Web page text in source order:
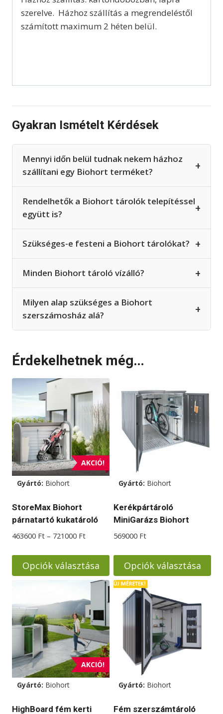
szerelve. Házhoz szállítás a megrendeléstől
számított maximum 2 héten belül.
Gyakran Ismételt Kérdések
Mennyi időn belül tudnak nekem házhoz
szállítani egy Biohort terméket?
+
Rendelhetők a Biohort tárolók telepítéssel
együtt is?
+
Szükséges-e festeni a Biohort tárolókat? +
Minden Biohort tároló vízálló? +
Milyen alap szükséges a Biohort
szerszámosház alá?
+
Érdekelhetnek még…
AKCIÓ!
Gyártó: Biohort
StoreMax Biohort
párnatartó kukatároló
463600 Ft – 721000 FtÁrtartomány:
-
721000 Ft
Opciók választása
terméknek
több
variációja
van.
A
változatok
termékoldalon
Gyártó: Biohort
Kerékpártároló
MiniGarázs Biohort
569000 Ft
Opciók választása
Ennek
terméknek
variációja
van.
változatok
termékoldalon
AKCIÓ!
Gyártó: Biohort
HighBoard fém kerti
Gyártó: Biohort
Fém szerszámtároló